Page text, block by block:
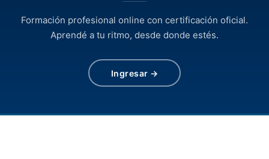
Formación profesional online con certificación oficial.
Aprendé a tu ritmo, desde donde estés.
Ingresar →